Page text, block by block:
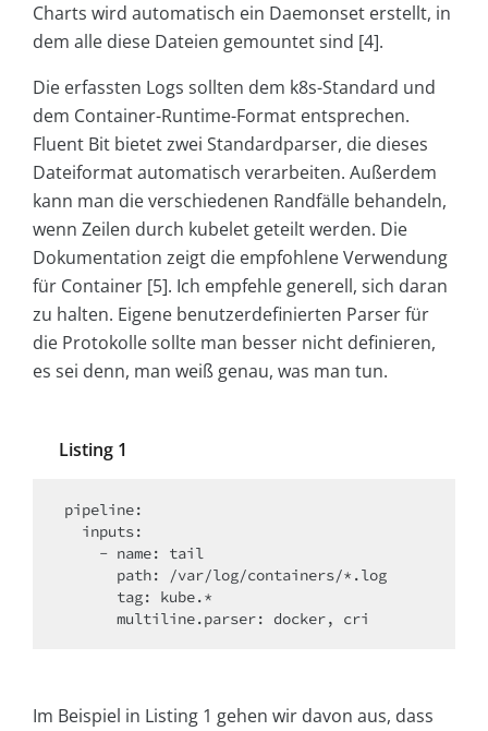
Charts wird automatisch ein Daemonset erstellt, in
dem alle diese Dateien gemountet sind [4].
Die erfassten Logs sollten dem k8s-Standard und
dem Container-Runtime-Format entsprechen.
Fluent Bit bietet zwei Standardparser, die dieses
Dateiformat automatisch verarbeiten. Außerdem
kann man die verschiedenen Randfälle behandeln,
wenn Zeilen durch kubelet geteilt werden. Die
Dokumentation zeigt die empfohlene Verwendung
für Container [5]. Ich empfehle generell, sich daran
zu halten. Eigene benutzerdefinierten Parser für
die Protokolle sollte man besser nicht definieren,
es sei denn, man weiß genau, was man tun.
Listing 1
pipeline:
Im Beispiel in Listing 1 gehen wir davon aus, dass